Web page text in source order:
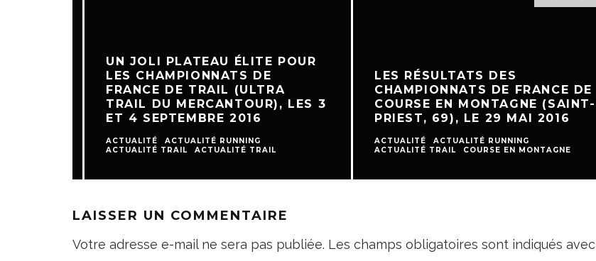
UN JOLI PLATEAU ÉLITE POUR
LES CHAMPIONNATS DE
FRANCE DE TRAIL (ULTRA
TRAIL DU MERCANTOUR), LES 3
ET 4 SEPTEMBRE 2016
ACTUALITÉ
ACTUALITÉ RUNNING
ACTUALITÉ TRAIL
ACTUALITÉ TRAIL
LES RÉSULTATS DES
CHAMPIONNATS DE FRANCE DE
COURSE EN MONTAGNE (SAINT-
PRIEST, 69), LE 29 MAI 2016
ACTUALITÉ
ACTUALITÉ RUNNING
ACTUALITÉ TRAIL
COURSE EN MONTAGNE
LAISSER UN COMMENTAIRE
Votre adresse e-mail ne sera pas publiée. Les champs obligatoires sont indiqués avec